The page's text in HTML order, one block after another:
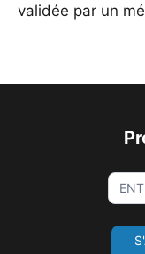
validée par un
Sign
Up
For